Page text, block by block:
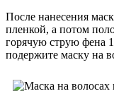
После нанесения
пленкой, а потом
горячую струю фена
подержите маску на